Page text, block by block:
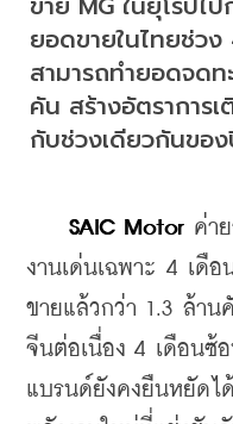
ยอดขายในไทยช่ว
สามารถทำยอดจดท
คัน สร้างอัตราการ
กับช่วงเดียวกันขอ
SAIC Motor ค่าย
งานเด่นเฉพาะ 4 เดือ
ขายแล้วกว่า 1.3 ล้า
จีนต่อเนื่อง 4 เดือนซ้
แบรนด์ยังคงยืนหยัดไ